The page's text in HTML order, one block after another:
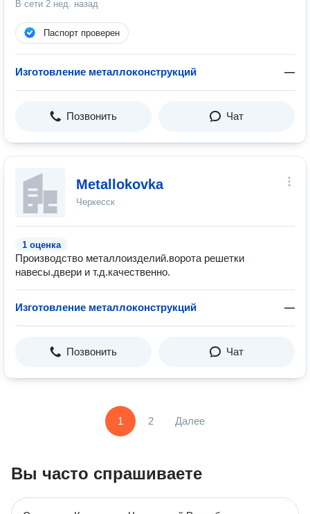
В сети 2 нед. назад
Паспорт проверен
Изготовление металлоконструкций —
Позвонить Чат
Metallokovka
Черкесск
1 оценка
Производство металлоизделий.ворота решетки
навесы.двери и т.д.качественно.
Изготовление металлоконструкций —
Позвонить Чат
1 2 Далее
Вы часто спрашиваете